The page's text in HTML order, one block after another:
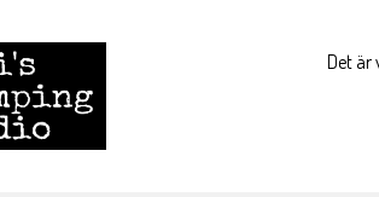
Det är